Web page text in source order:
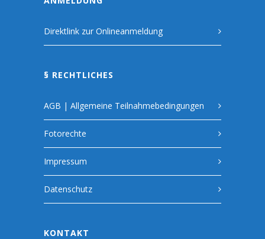
Direktlink zur Onlineanmeldung
§ RECHTLICHES
AGB | Allgemeine Teilnahmebedingungen
Fotorechte
Impressum
Datenschutz
KONTAKT